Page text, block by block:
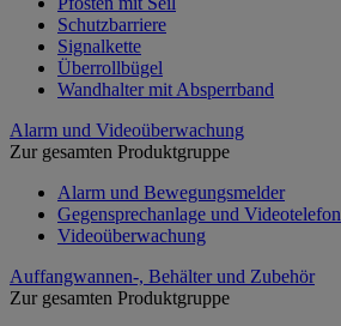
Schutzbarriere
Signalkette
Überrollbügel
Wandhalter mit Absperrband
Alarm und Videoüberwachung
Zur gesamten Produktgruppe
Alarm und Bewegungsmelder
Gegensprechanlage und Videotelefon
Videoüberwachung
Auffangwannen-, Behälter und Zubehör
Zur gesamten Produktgruppe